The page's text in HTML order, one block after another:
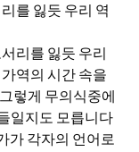
를 잃듯 우리 역